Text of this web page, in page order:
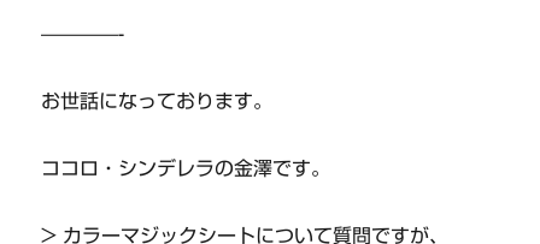
————-
お世話になっております。
ココロ・シンデレラの金澤です。
> カラーマジックシートについて質問ですが、